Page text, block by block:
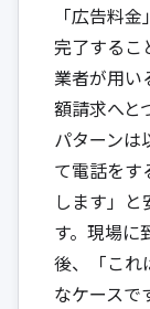
「広告料
完了するこ
業者が用い
額請求へと
パターンは
て電話をす
します」
す。現場に
後、「これ
なケースで